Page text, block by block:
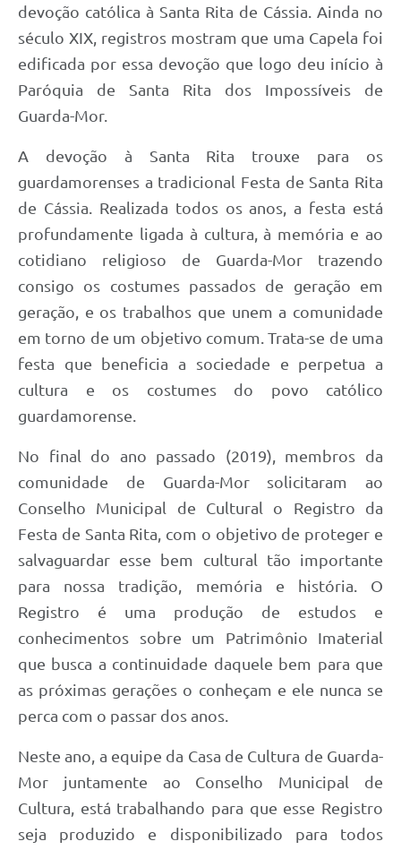
devoção católica à Santa Rita de Cássia. Ainda no
século XIX, registros mostram que uma Capela foi
edificada por essa devoção que logo deu início à
Paróquia de Santa Rita dos Impossíveis de
Guarda-Mor.
A devoção à Santa Rita trouxe para os
guardamorenses a tradicional Festa de Santa Rita
de Cássia. Realizada todos os anos, a festa está
profundamente ligada à cultura, à memória e ao
cotidiano religioso de Guarda-Mor trazendo
consigo os costumes passados de geração em
geração, e os trabalhos que unem a comunidade
em torno de um objetivo comum. Trata-se de uma
festa que beneficia a sociedade e perpetua a
cultura e os costumes do povo católico
guardamorense.
No final do ano passado (2019), membros da
comunidade de Guarda-Mor solicitaram ao
Conselho Municipal de Cultural o Registro da
Festa de Santa Rita, com o objetivo de proteger e
salvaguardar esse bem cultural tão importante
para nossa tradição, memória e história. O
Registro é uma produção de estudos e
conhecimentos sobre um Patrimônio Imaterial
que busca a continuidade daquele bem para que
as próximas gerações o conheçam e ele nunca se
perca com o passar dos anos.
Neste ano, a equipe da Casa de Cultura de Guarda-
Mor juntamente ao Conselho Municipal de
Cultura, está trabalhando para que esse Registro
seja produzido e disponibilizado para todos